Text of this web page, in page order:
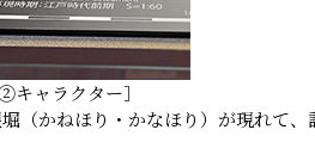
キャラクター］
（かねほり・かなほり）が現れて、